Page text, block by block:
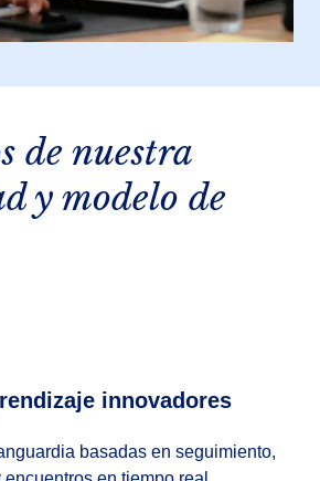
de nuestra
y modelo de
innovadores
basadas en seguimiento,